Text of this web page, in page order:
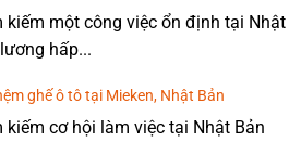
BẢN
kiếm một công việc ổn định tại Nhật
hấp...
ghế ô tô tại Mieken, Nhật Bản
kiếm cơ hội làm việc tại Nhật Bản